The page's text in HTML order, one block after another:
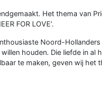
Het thema van
FOR LOVE’.
Noord-Hollanders
houden. Die liefde in al
te maken, geven wij het